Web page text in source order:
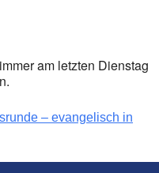
am letzten Dienstag
– evangelisch in